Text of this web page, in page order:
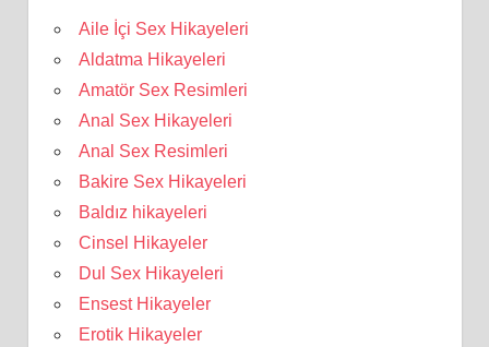
Aile İçi Sex Hikayeleri
Aldatma Hikayeleri
Amatör Sex Resimleri
Anal Sex Hikayeleri
Anal Sex Resimleri
Bakire Sex Hikayeleri
Baldız hikayeleri
Cinsel Hikayeler
Dul Sex Hikayeleri
Ensest Hikayeler
Erotik Hikayeler